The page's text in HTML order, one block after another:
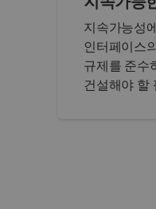
지속가능성
인터페이스
규제를 준수
건설해야 할